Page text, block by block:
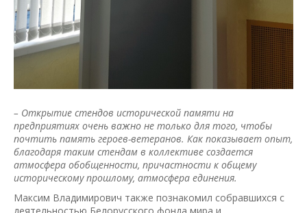
– Открытие стендов исторической памяти на
предприятиях очень важно не только для того, чтобы
почтить память героев-ветеранов. Как показывает опыт,
благодаря таким стендам в коллективе создается
атмосфера обобщенности, причастности к общему
историческому прошлому, атмосфера единения.
Максим Владимирович также познакомил собравшихся с